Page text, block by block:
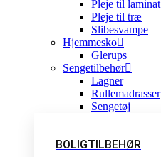
Pleje til laminat
Pleje til træ
Slibesvampe
Hjemmesko
Glerups
Sengetilbehør
Lagner
Rullemadrasser
Sengetøj
BOLIGTILBEHØR